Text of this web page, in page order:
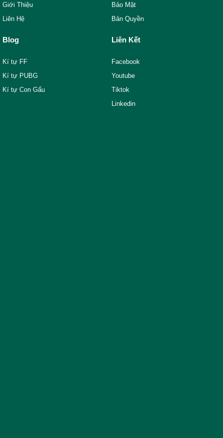
Giới Thiệu
Liên Hệ
Bảo Mật
Bản Quyền
Blog
Kí tự FF
Kí tự PUBG
Kí tự Con Gấu
Liên Kết
Facebook
Youtube
Tiktok
Linkedin